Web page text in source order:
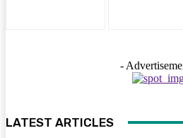
-
LATEST ARTICLES